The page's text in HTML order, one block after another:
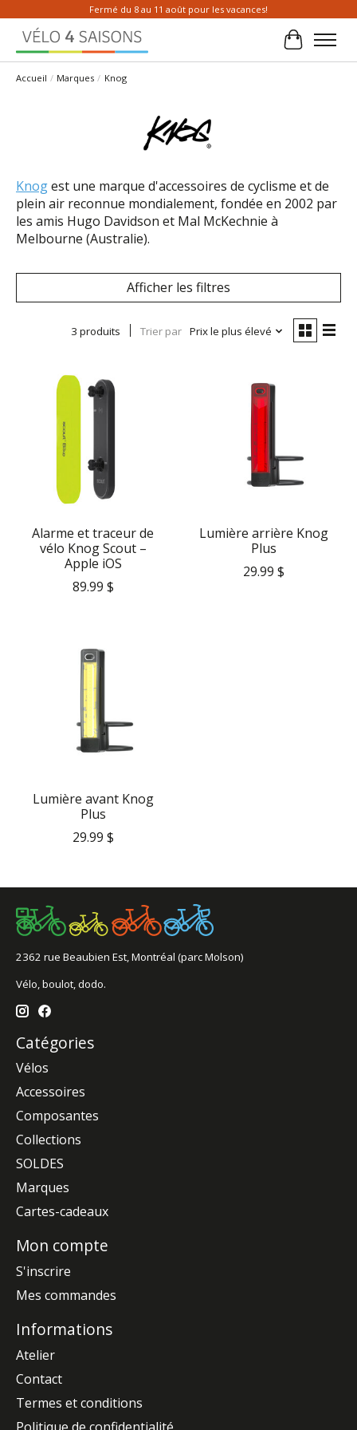
Fermé du 8 au 11 août pour les vacances!
Panier
Accueil / Marques / Knog
Knogest une marque d'accessoires de cyclisme et de
plein air reconnue mondialement, fondée en 2002 par
les amis Hugo Davidson et Mal McKechnie à
Melbourne (Australie).
Afficher les filtres
3 produits Trier par Prix le plus élevé
Alarme et traceur de
vélo Knog Scout –
Apple iOS
89.99 $
Lumière arrière Knog
Plus
29.99 $
Lumière avant Knog
Plus
29.99 $
2362 rue Beaubien Est, Montréal (parc Molson)
Vélo, boulot, dodo.
Catégories
Vélos
Accessoires
Composantes
Collections
SOLDES
Marques
Cartes-cadeaux
Mon compte
S'inscrire
Mes commandes
Informations
Atelier
Contact
Termes et conditions